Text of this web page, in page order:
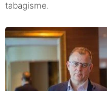
tabagisme.